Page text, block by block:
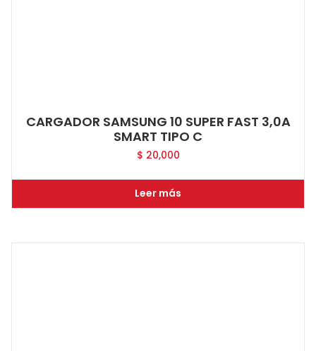
CARGADOR SAMSUNG 10 SUPER FAST 3,0A
SMART TIPO C
$ 20,000
Leer más